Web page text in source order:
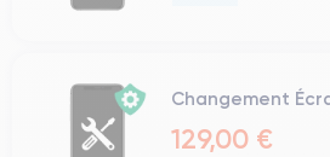
Changement
129,00 €